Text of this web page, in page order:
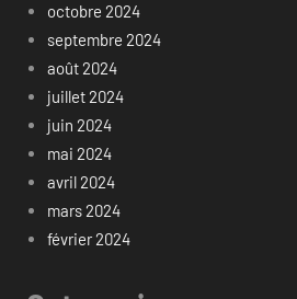
octobre 2024
septembre 2024
août 2024
juillet 2024
juin 2024
mai 2024
avril 2024
mars 2024
février 2024